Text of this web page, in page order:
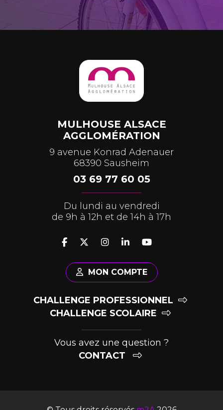
MULHOUSE ALSACE
AGGLOMÉRATION
9 avenue Konrad Adenauer
68390 Sausheim
03 69 77 60 05
Du lundi au vendredi
de 9h à 12h et de 14h à 17h
MON COMPTE
CHALLENGE PROFESSIONNEL
CHALLENGE SCOLAIRE
Vous avez une question ?
CONTACT